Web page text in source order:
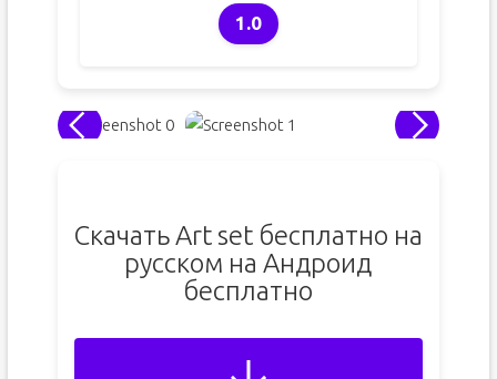
1.0
Скачать Art set бесплатно на
русском на Андроид
бесплатно